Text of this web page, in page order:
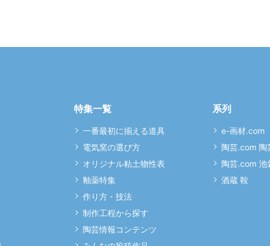
特集一覧
一番最初に揃える道具
電気窯の選び方
オリジナル粘土物性表
釉薬特集
作り方・技法
制作工程から探す
陶芸情報コンテンツ
系列
e-画材.com
陶芸.com 陶
陶芸.com 池
酒蔵 鞍